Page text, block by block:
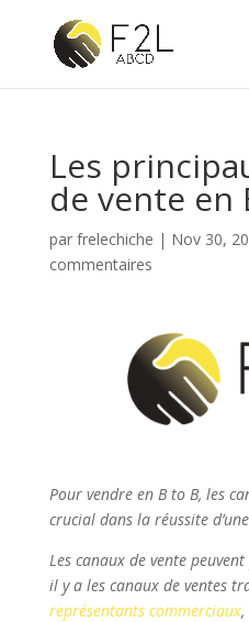
Les
de vente en
par frelechiche | Nov 30,
commentaires
Pour vendre en B to B, les
crucial dans la réussite
Les canaux de vente
il y a les canaux de ventes
représentants commerciaux,